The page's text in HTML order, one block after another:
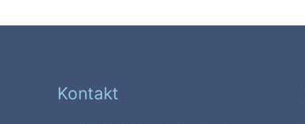
Kontakt